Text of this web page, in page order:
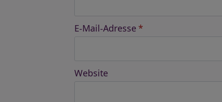
E-Mail-Adresse *
Website